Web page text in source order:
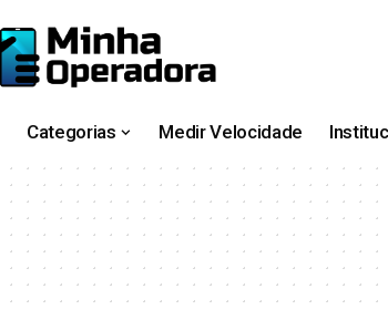
Categorias Medir Velocidade